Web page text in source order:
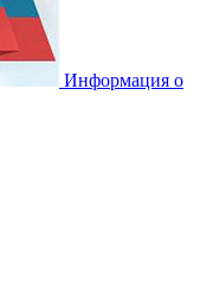
Информация о